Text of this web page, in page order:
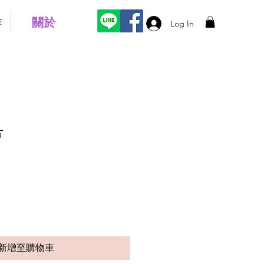
Log In
關於
增至購物車